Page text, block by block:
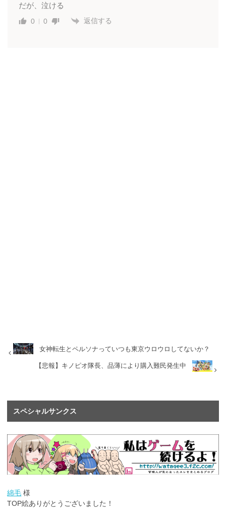
だが、泣ける
0 0 返信する
女神転生とペルソナっていつも東京ウロウロしてないか？
【悲報】キノピオ隊長、品薄により購入難民発生中
スペシャルサンクス
綿毛 様
TOP絵ありがとうございました！